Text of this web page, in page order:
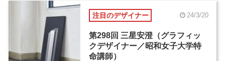
注目のデザイナー 24/3/20
第298回 三星安澄（グラフィッ
クデザイナー／昭和女子大学特
命講師）